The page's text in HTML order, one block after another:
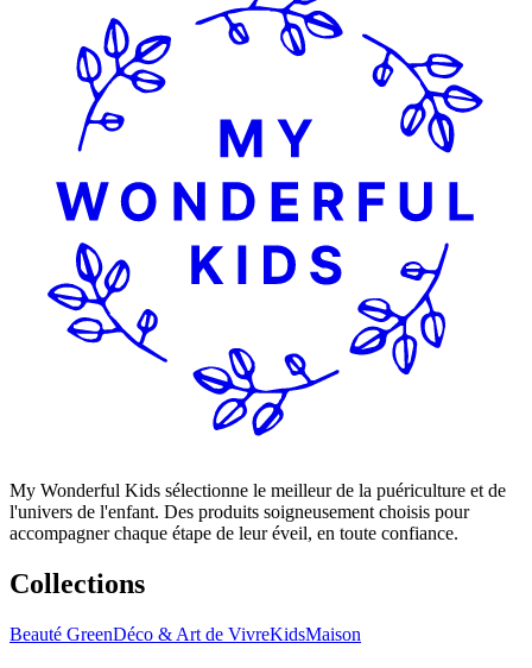
My Wonderful Kids sélectionne le meilleur de la puériculture et de
l'univers de l'enfant. Des produits soigneusement choisis pour
accompagner chaque étape de leur éveil, en toute confiance.
Collections
Beauté GreenDéco & Art de VivreKidsMaison